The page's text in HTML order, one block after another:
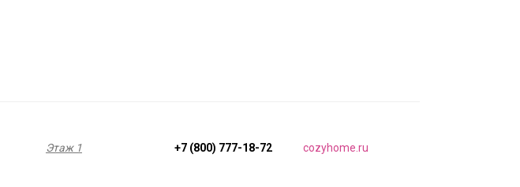
Этаж 1 +7 (800) 777-18-72 cozyhome.ru